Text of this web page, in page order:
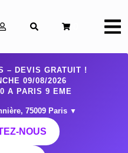
– DEVIS GRATUIT !
09/08/2026
A PARIS 9 EME
75009 Paris ▼
NOUS